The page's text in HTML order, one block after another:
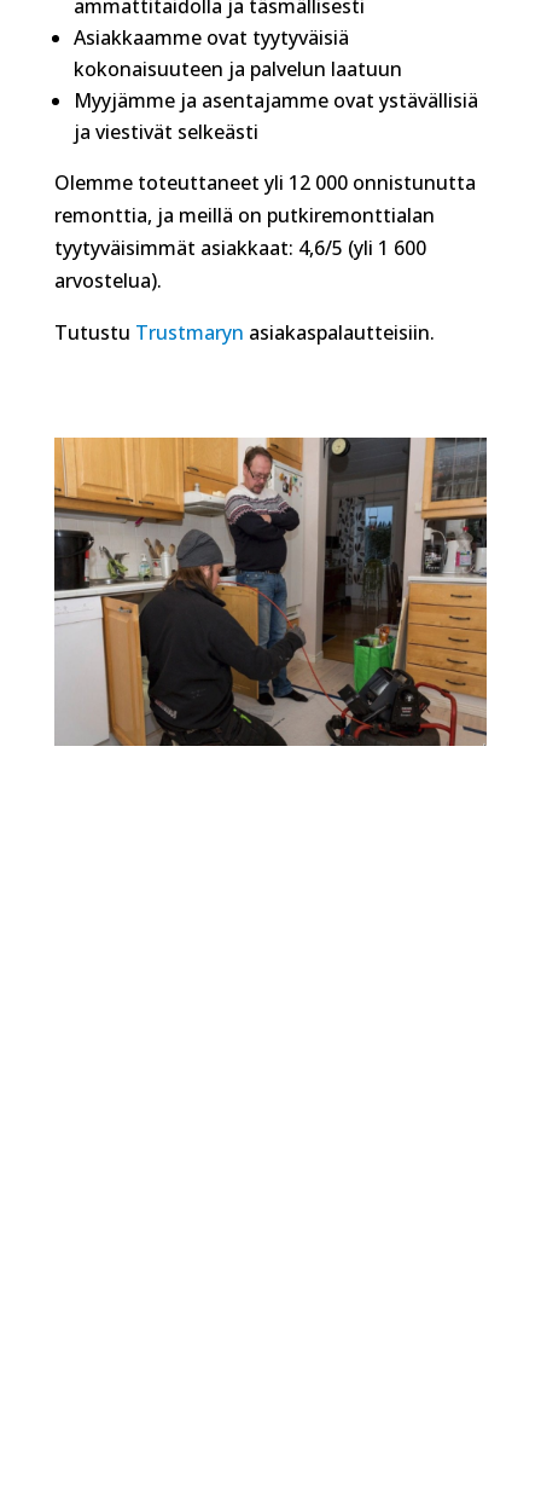
ammattitaidolla ja täsmällisesti
Asiakkaamme ovat tyytyväisiä
kokonaisuuteen ja palvelun laatuun
Myyjämme ja asentajamme ovat ystävällisiä
ja viestivät selkeästi
Olemme toteuttaneet yli 12 000 onnistunutta
remonttia, ja meillä on putkiremonttialan
tyytyväisimmät asiakkaat: 4,6/5 (yli 1 600
arvostelua).
Tutustu Trustmaryn asiakaspalautteisiin.